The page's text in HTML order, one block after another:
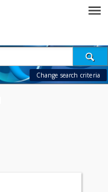
Change search criteria